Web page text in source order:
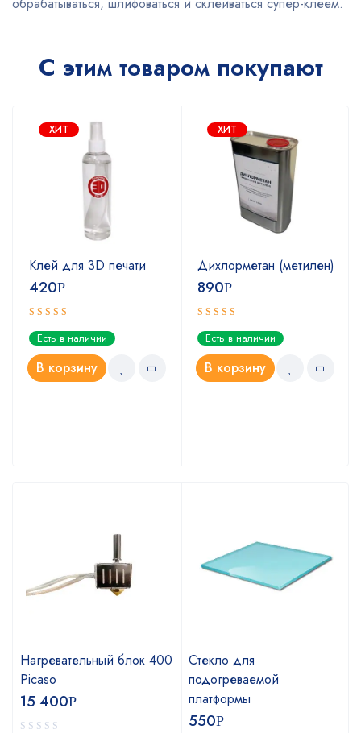
обрабатываться, шлифоваться и склеиваться супер-клеем.
С этим товаром покупают
ХИТ
Клей для 3D печати
420Р
Оценка
5.00из 5
Есть в наличии
В корзину
ХИТ
Дихлорметан (метилен)
890Р
Оценка
4.67из 5
Есть в наличии
В корзину
Нагревательный блок 400
Picaso
15 400Р
Стекло для
подогреваемой
платформы
550Р